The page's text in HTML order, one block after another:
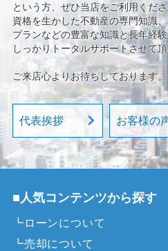
という方、ぜひ当店をご利用くだ
資格を生かした不動産の専門知識
プランなどの豊富な知識と長年経
しっかりトータルサポートさせて
ご来店心よりお待ちしております。
代表挨拶 お客様の
■人気コンテンツから探す
┗ローンについて
┗売却について